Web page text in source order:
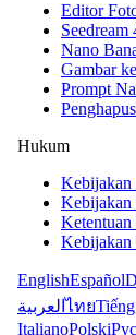
Editor
Seedream
Nano
Gambar
Prompt
Hukum
Kebijakan
Kebijakan
Ketentuan
Kebijakan
EnglishEspañol
العربيةไทย
ItalianoPolski